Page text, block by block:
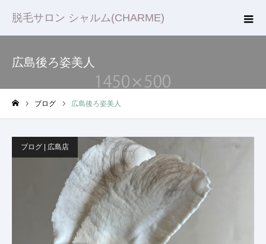
脱毛サロン シャルム(CHARME)
広島後ろ姿美人
ブログ 広島後ろ姿美人
ブログ | 広島店